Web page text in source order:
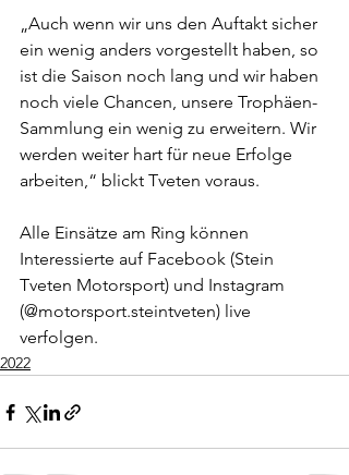
„Auch wenn wir uns den Auftakt sicher
ein wenig anders vorgestellt haben, so
ist die Saison noch lang und wir haben
noch viele Chancen, unsere Trophäen-
Sammlung ein wenig zu erweitern. Wir
werden weiter hart für neue Erfolge
arbeiten,“ blickt Tveten voraus.
Alle Einsätze am Ring können
Interessierte auf Facebook (Stein
Tveten Motorsport) und Instagram
(@motorsport.steintveten) live
verfolgen.
2022